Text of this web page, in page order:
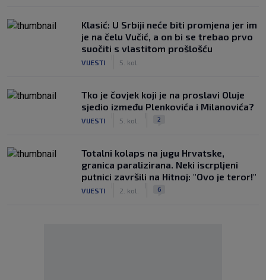
Klasić: U Srbiji neće biti promjena jer im
je na čelu Vučić, a on bi se trebao prvo
suočiti s vlastitom prošlošću
VIJESTI 5. kol.
Tko je čovjek koji je na proslavi Oluje
sjedio između Plenkovića i Milanovića?
VIJESTI 5. kol. 2
Totalni kolaps na jugu Hrvatske,
granica paralizirana. Neki iscrpljeni
putnici završili na Hitnoj: "Ovo je teror!"
VIJESTI 2. kol. 6